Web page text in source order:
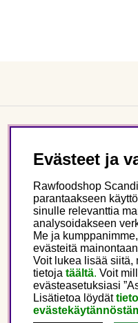
Seuraa meitä
Tämä on Rawfoodshop
Finland
Evästeet ja
Rawfoodshop
parantaakseen
sinulle relevanttia
analysoidakseen
Me ja
evästeitä
Voit lukea lisää siitä,
tietoja täältä. Voit
evästeasetuksiasi
Lisätietoa löydät